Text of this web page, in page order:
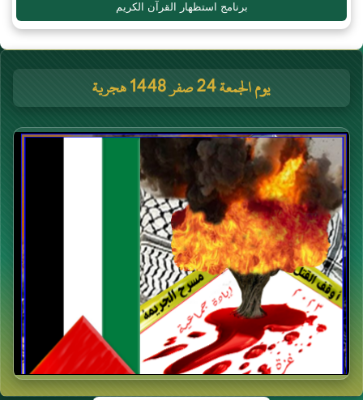
برنامج استظهار القرآن الكريم
يوم الجمعة 24 صفر 1448 هجرية